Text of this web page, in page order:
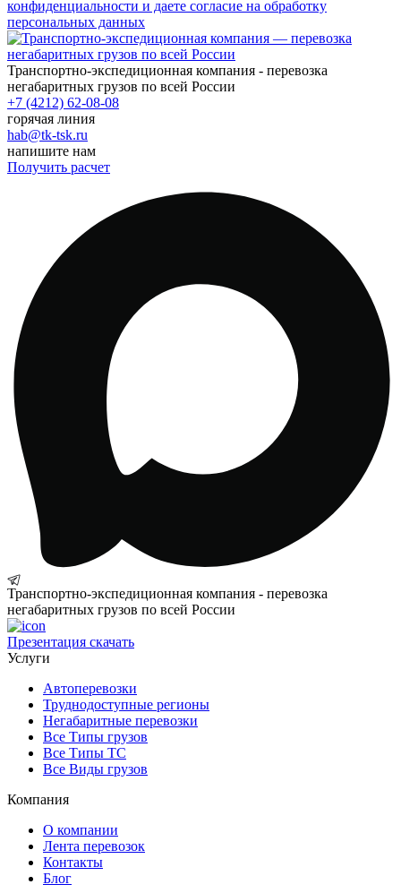
конфиденциальности и даете согласие на обработку
персональных данных
Транспортно-экспедиционная компания - перевозка
негабаритных грузов по всей России
+7 (4212) 62-08-08
горячая линия
hab@tk-tsk.ru
напишите нам
Получить расчет
Транспортно-экспедиционная компания - перевозка
негабаритных грузов по всей России
Презентация скачать
Услуги
Автоперевозки
Труднодоступные регионы
Негабаритные перевозки
Все Типы грузов
Все Типы ТС
Все Виды грузов
Компания
О компании
Лента перевозок
Контакты
Блог